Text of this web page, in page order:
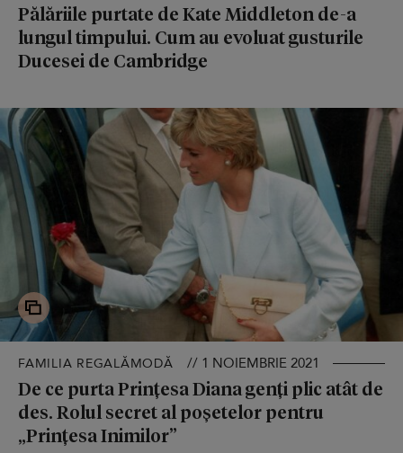
Pălăriile purtate de Kate Middleton de-a
lungul timpului. Cum au evoluat gusturile
Ducesei de Cambridge
FAMILIA REGALĂMODĂ // 1 NOIEMBRIE 2021
De ce purta Prințesa Diana genți plic atât de
des. Rolul secret al poșetelor pentru
„Prințesa Inimilor”